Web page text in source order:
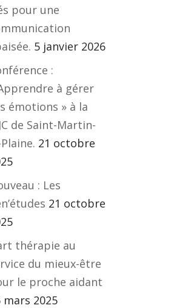
pour une
5 janvier 2026
:
à gérer
émotions » à la
de Saint-Martin-
21 octobre
: Les
21 octobre
thérapie au
du mieux-être
le proche aidant
mars 2025